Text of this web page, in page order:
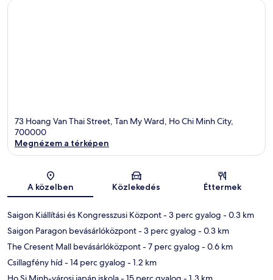
73 Hoang Van Thai Street, Tan My Ward, Ho Chi Minh City,
700000
Megnézem a térképen
A közelben Közlekedés Éttermek
Saigon Kiállítási és Kongresszusi Központ- 3 perc gyalog - 0.3 km
Saigon Paragon bevásárlóközpont- 3 perc gyalog - 0.3 km
The Cresent Mall bevásárlóközpont- 7 perc gyalog - 0.6 km
Csillagfény híd - 14 perc gyalog - 1.2 km